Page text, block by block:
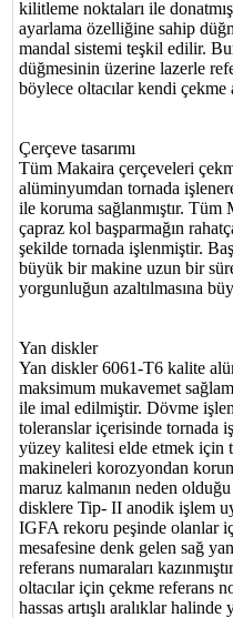
kilitleme noktaları ile
ayarlama özelliğine sahip
mandal sistemi teşkil edilir.
düğmesinin üzerine lazerle
böylece oltacılar kendi
Çerçeve tasarımı
Tüm Makaira çerçeveleri
alüminyumdan tornada
ile koruma sağlanmıştır.
çapraz kol başparmağın
şekilde tornada işlenmiştir.
büyük bir makine uzun bir
yorgunluğun azaltılmasına
Yan diskler
Yan diskler 6061-T6 kalite
maksimum mukavemet
ile imal edilmiştir. Dövme
toleranslar içerisinde tornada
yüzey kalitesi elde etmek için
makineleri korozyondan
maruz kalmanın neden
disklere Tip- II anodik işlem
IGFA rekoru peşinde olanlar
mesafesine denk gelen sağ
referans numaraları
oltacılar için çekme referans
hassas artışlı aralıklar